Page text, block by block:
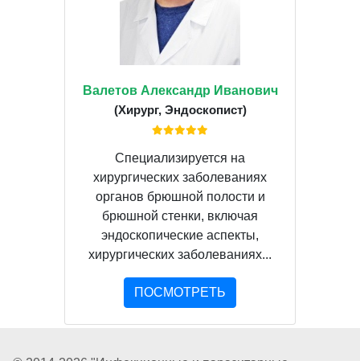
Валетов Александр Иванович
(Хирург, Эндоскопист)
Специализируется на
хирургических заболеваниях
органов брюшной полости и
брюшной стенки, включая
эндоскопические аспекты,
хирургических заболеваниях...
ПОСМОТРЕТЬ